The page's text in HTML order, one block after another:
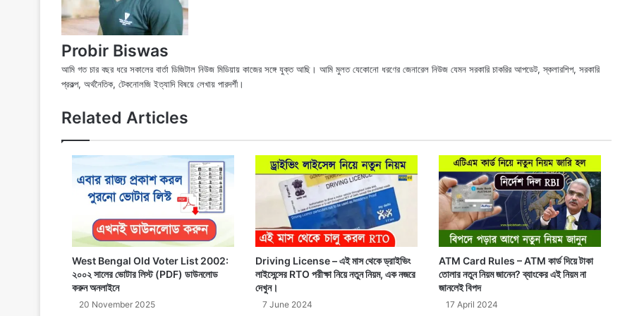
Probir Biswas
আমি গত চার বছর ধরে সকালের বার্তা ডিজিটাল নিউজ মিডিয়ায় কাজের সঙ্গে যুক্ত আছি। আমি মুলত যেকোনো ধরণের জেনারেল নিউজ যেমন সরকারি চাকরির আপডেট, স্কলারশিপ, সরকারি
প্রকল্প, অর্থনৈতিক, টেকনোলজি ইত্যাদি বিষয়ে লেখায় পারদর্শী।
Related Articles
West Bengal Old Voter List 2002:
২০০২ সালের ভোটার লিস্ট (PDF) ডাউনলোড
করুন অনলাইনে
20 November 2025
Driving License – এই মাস থেকে ড্রাইভিং
লাইসেন্সের RTO পরীক্ষা নিয়ে নতুন নিয়ম, এক নজরে
দেখুন।
7 June 2024
ATM Card Rules – ATM কার্ড দিয়ে টাকা
তোলার নতুন নিয়ম জানেন? ব্যাংকের এই নিয়ম না
জানলেই বিপদ
17 April 2024